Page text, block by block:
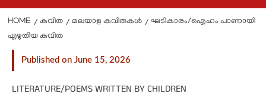
HOME കവിത മലയാള കവിതകൾ
ഘടികാരം/ഐഹം പാണായി
എഴുതിയ കവിത
Published on June 15, 2026
LITERATURE/POEMS WRITTEN BY CHILDREN